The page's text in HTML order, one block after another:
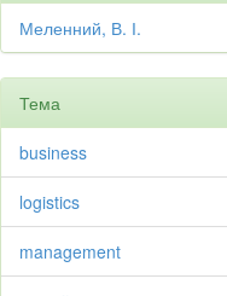
Меленний, В. І.
Тема
business
logistics
management